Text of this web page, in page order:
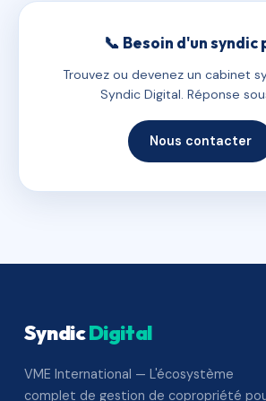
📞 Besoin d'un syndic
Trouvez ou devenez un cabinet
Syndic Digital. Réponse
Nous contacter
SyndicDigital
VME International — L'écosystème
complet de gestion de copropriété